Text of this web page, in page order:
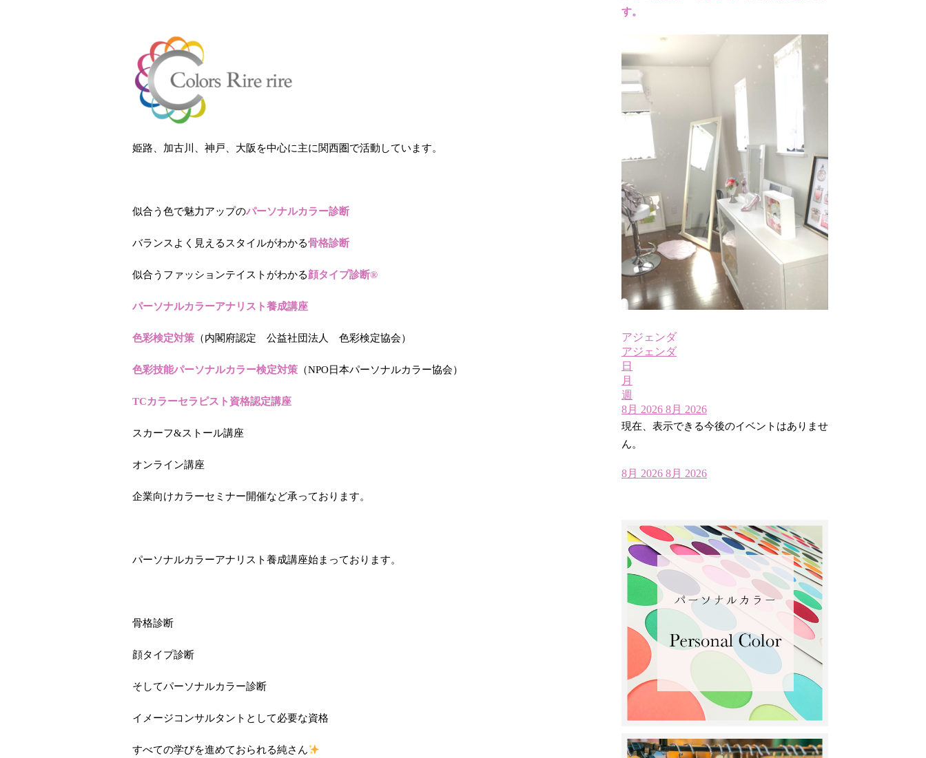
姫路、加古川、神戸、大阪を中心に主に関西圏で活動しています。
似合う色で魅力アップのパーソナルカラー診断
バランスよく見えるスタイルがわかる骨格診断
似合うファッションテイストがわかる顔タイプ診断®
パーソナルカラーアナリスト養成講座
色彩検定対策 （内閣府認定 公益社団法人 色彩検定協会）
色彩技能パーソナルカラー検定対策 （NPO日本パーソナルカラー協会）
TCカラーセラピスト資格認定講座
スカーフ&ストール講座
オンライン講座
企業向けカラーセミナー開催など承っております。
パーソナルカラーアナリスト養成講座始まっております。
骨格診断
顔タイプ診断
そしてパーソナルカラー診断
イメージコンサルタントとして必要な資格
すべての学びを進めておられる純さん
す。
アジェンダ
アジェンダ
日
月
週
8月 2026 8月 2026
現在、表示できる今後のイベントはありませ
ん。
8月 2026 8月 2026